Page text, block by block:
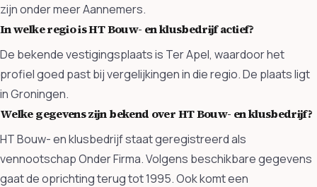
zijn onder meer Aannemers.
In welke regio is HT Bouw- en klusbedrijf actief?
De bekende vestigingsplaats is Ter Apel, waardoor het
profiel goed past bij vergelijkingen in die regio. De plaats ligt
in Groningen.
Welke gegevens zijn bekend over HT Bouw- en klusbedrijf?
HT Bouw- en klusbedrijf staat geregistreerd als
vennootschap Onder Firma. Volgens beschikbare gegevens
gaat de oprichting terug tot 1995. Ook komt een